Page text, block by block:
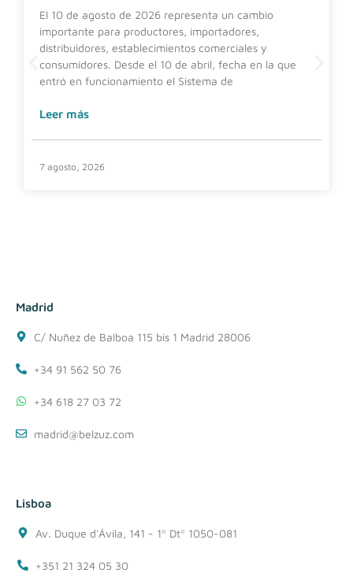
El 10 de agosto de 2026 representa un cambio
importante para productores, importadores,
distribuidores, establecimientos comerciales y
consumidores. Desde el 10 de abril, fecha en la que
entró en funcionamiento el Sistema de
Leer más
7 agosto, 2026
Madrid
C/ Nuñez de Balboa 115 bis 1 Madrid 28006
+34 91 562 50 76
+34 618 27 03 72
madrid@belzuz.com
Lisboa
Av. Duque d'Ávila, 141 - 1º Dtº 1050-081
+351 21 324 05 30